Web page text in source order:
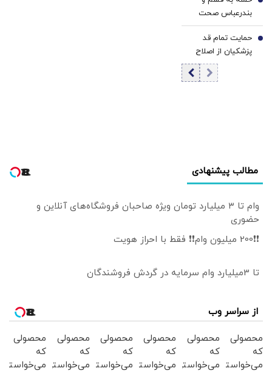
بیشتر خواهد شد |
ما نمی‌دانستیم قرار
است جنگ شود |
اگر ارز ترجیحی
حذف نمی شد با
شروع جنگ قحطی
بندرعباس صحت
دارد؟
6
حمایت تمام قد
پزشکیان از اصلاح
قیمت بنزین/ خب
چه زمانی باید دست
7
مطالب پیشنهادی
وام تا ۳ میلیارد تومان ویژه صاحبان فروشگاه‌های آنلاین و
حضوری
❗❗200 میلیون وام❗❗ فقط با احراز هویت
تا 3میلیارد وام سرمایه در گردش فروشندگان
از سراسر وب
محصولی
که
می‌خواستی
محصولی
که
می‌خواستی
محصولی
که
می‌خواستی
محصولی
که
می‌خواستی
محصولی
که
می‌خواستی
محصولی
که
می‌خواستی